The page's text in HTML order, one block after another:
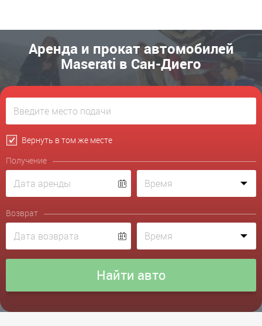
Аренда и прокат автомобилей
Maserati в Сан-Диего
Вернуть в том же месте
Получение
Возврат